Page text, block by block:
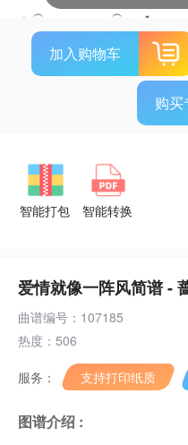
加入购物车
购
智能打包 智能转换
爱情就像一阵风简谱 -
曲谱编号：107185
热度：506
服务： 支持打印纸质
图谱介绍 :